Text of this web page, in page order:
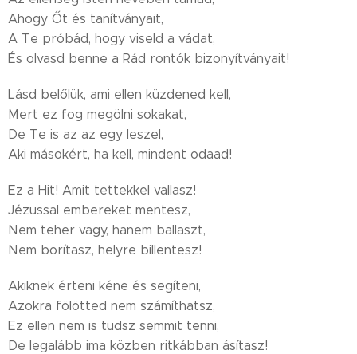
Ahogy Őt és tanítványait,
A Te próbád, hogy viseld a vádat,
És olvasd benne a Rád rontók bizonyítványait!
Lásd belőlük, ami ellen küzdened kell,
Mert ez fog megölni sokakat,
De Te is az az egy leszel,
Aki másokért, ha kell, mindent odaad!
Ez a Hit! Amit tettekkel vallasz!
Jézussal embereket mentesz,
Nem teher vagy, hanem ballaszt,
Nem borítasz, helyre billentesz!
Akiknek érteni kéne és segíteni,
Azokra fölötted nem számíthatsz,
Ez ellen nem is tudsz semmit tenni,
De legalább ima közben ritkábban ásítasz!